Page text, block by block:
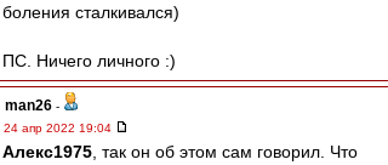
боления сталкивался)
ПС. Ничего личного :)
man26 -
24 апр 2022 19:04
Алекс1975 , так он об этом сам говорил. Что